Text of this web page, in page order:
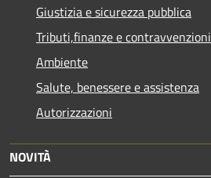
Giustizia e sicurezza pubblica
Tributi,finanze e contravvenzioni
Ambiente
Salute, benessere e assistenza
Autorizzazioni
NOVITÀ